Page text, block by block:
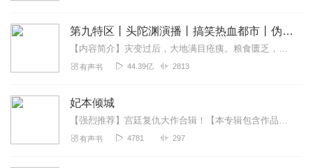
第九特区丨头陀渊演播丨搞笑热血都市丨伪戒丨VIP免费多人有声剧
【内容简介】灾变过后，大地满目疮痍。粮食匮乏，资源紧俏，局势混乱……一位从待规划区杀出来的青年，背对着漫天黄沙，孤身来到九区谋生，却不曾想偶然结识三五好友，一念...
有声书 44.39亿 2813
妃本倾城
【强烈推荐】宫廷复仇大作合辑！【本专辑包含作品】《妃本倾城》《复仇王妃：胭脂染江山》《代嫁庶女：休掉冷魅王爷》《溺宠：情倾天下》《束缚记：梅洛问情》《宠爱诱惑，...
有声书 4781 297